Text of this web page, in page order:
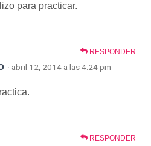
para practicar.
RESPONDER
· abril 12, 2014 a las 4:24 pm
RESPONDER